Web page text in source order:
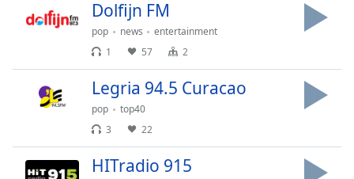
dialog
selected
Picture-
Picture
Dolfijn FM
pop news
entertainment
1
57 2
Legria 94.5 Curacao
pop
top40
3
22
HITradio 915